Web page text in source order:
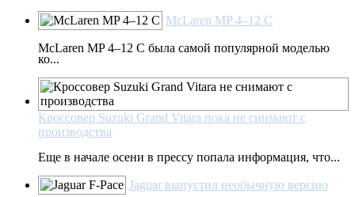
McLaren MP 4–12 C
McLaren MP 4–12 C была самой популярной моделью
ко...
Кроссовер Suzuki Grand Vitara пока не снимают с
производства
Еще в начале осени в прессу попала информация, что...
Jaguar выпустил необычную версию